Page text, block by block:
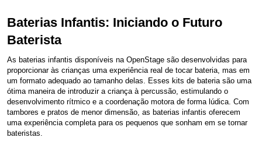
Baterias Infantis: Iniciando o Futuro
Baterista
As baterias infantis disponíveis na OpenStage são desenvolvidas para
proporcionar às crianças uma experiência real de tocar bateria, mas em
um formato adequado ao tamanho delas. Esses kits de bateria são uma
ótima maneira de introduzir a criança à percussão, estimulando o
desenvolvimento rítmico e a coordenação motora de forma lúdica. Com
tambores e pratos de menor dimensão, as baterias infantis oferecem
uma experiência completa para os pequenos que sonham em se tornar
bateristas.